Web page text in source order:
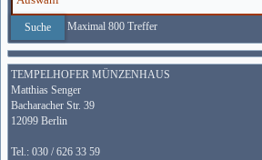
Maximal 800 Treffer
TEMPELHOFER MÜNZENHAUS
Matthias Senger
Bacharacher Str. 39
12099 Berlin
Tel.: 030 / 626 33 59